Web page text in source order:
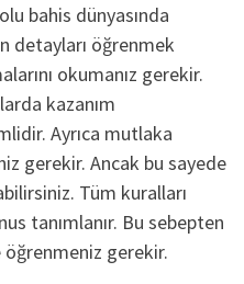
bahis dünyasında
detayları öğrenmek
okumanız gerekir.
kazanım
Ayrıca mutlaka
gerekir. Ancak bu sayede
Tüm kuralları
tanımlanır. Bu sebepten
öğrenmeniz gerekir.